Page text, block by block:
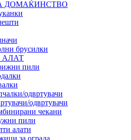
ДОМАЌИНСТВО
брусилки
АЛАТ
пили
одвртувачи
одвртувачи
чекани
пили
алати
за ограда